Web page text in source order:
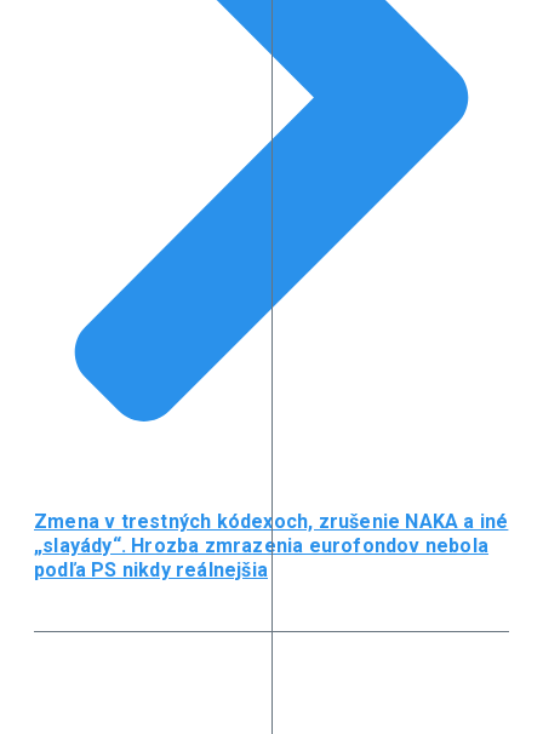
Zmena v trestných kódexoch, zrušenie NAKA a iné
„slayády“. Hrozba zmrazenia eurofondov nebola
podľa PS nikdy reálnejšia